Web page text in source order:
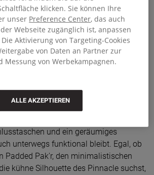
Strukturen – unsere Rucksäcke
und dennoch bequem.
Damen, Herren und
Alle Eastpak Rucksäcke für Damen und
und ein geräumiges
unterwegs funktional bleibt. Egal, ob
Padded Pak'r, den minimalistischen
kühne Silhouette des Pinnacle suchst,
klicken. Sie können Ihre
unser Preference Center, das auch
Webseite zugänglich ist, anpassen
Aktivierung von Targeting-Cookies
von Daten an Partner zur
Messung von Werbekampagnen.
ALLE AKZEPTIEREN